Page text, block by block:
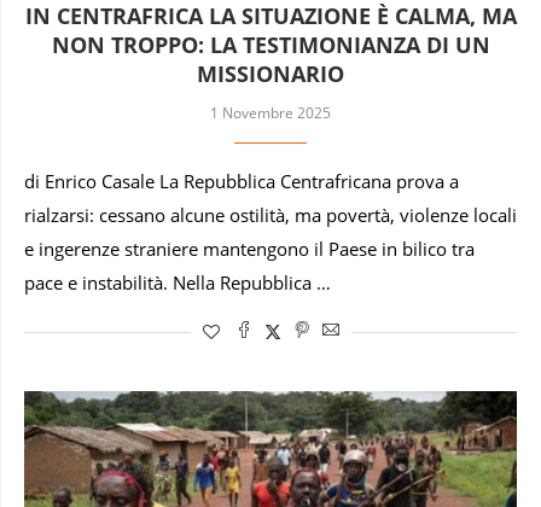
IN CENTRAFRICA LA SITUAZIONE È CALMA, MA
NON TROPPO: LA TESTIMONIANZA DI UN
MISSIONARIO
1 Novembre 2025
di Enrico Casale La Repubblica Centrafricana prova a
rialzarsi: cessano alcune ostilità, ma povertà, violenze locali
e ingerenze straniere mantengono il Paese in bilico tra
pace e instabilità. Nella Repubblica …